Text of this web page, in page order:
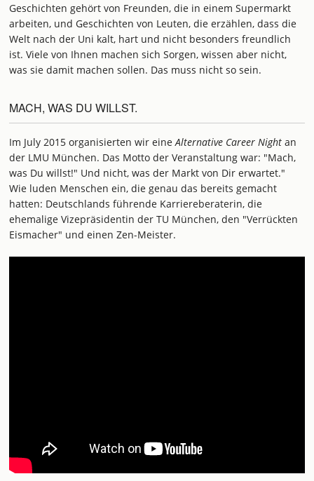
Geschichten gehört von Freunden, die in einem Supermarkt
arbeiten, und Geschichten von Leuten, die erzählen, dass die
Welt nach der Uni kalt, hart und nicht besonders freundlich
ist. Viele von Ihnen machen sich Sorgen, wissen aber nicht,
was sie damit machen sollen. Das muss nicht so sein.
MACH, WAS DU WILLST.
Im July 2015 organisierten wir eineAlternative Career Night an
der LMU München. Das Motto der Veranstaltung war: "Mach,
was Du willst!" Und nicht, was der Markt von Dir erwartet."
Wie luden Menschen ein, die genau das bereits gemacht
hatten: Deutschlands führende Karriereberaterin, die
ehemalige Vizepräsidentin der TU München, den "Verrückten
Eismacher" und einen Zen-Meister.